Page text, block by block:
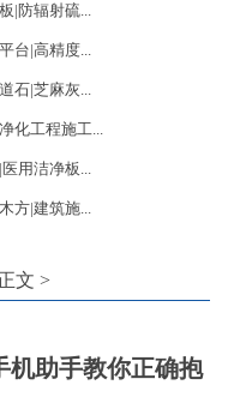
|防辐射硫...
台|高精度...
石|芝麻灰...
化工程施工...
用洁净板...
方|建筑施...
文 >
机助手教你正确抱